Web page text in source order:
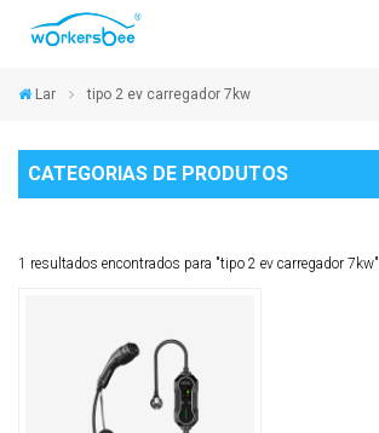
Lar tipo 2 ev carregador 7kw
CATEGORIAS DE PRODUTOS
1 resultados encontrados para "tipo 2 ev carregador 7kw"